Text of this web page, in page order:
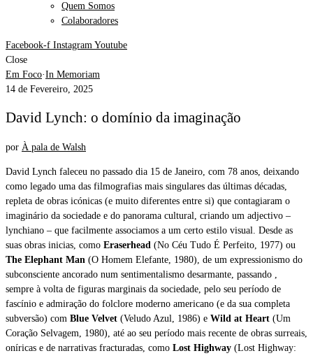
Quem Somos
Colaboradores
Facebook-f Instagram Youtube
Close
Em Foco·In Memoriam
14 de Fevereiro, 2025
David Lynch: o domínio da imaginação
por À pala de Walsh
David Lynch faleceu no passado dia 15 de Janeiro, com 78 anos, deixando
como legado uma das filmografias mais singulares das últimas décadas,
repleta de obras icónicas (e muito diferentes entre si) que contagiaram o
imaginário da sociedade e do panorama cultural, criando um adjectivo –
lynchiano – que facilmente associamos a um certo estilo visual. Desde as
suas obras inicias, como Eraserhead (No Céu Tudo É Perfeito, 1977) ou
The Elephant Man (O Homem Elefante, 1980), de um expressionismo do
subconsciente ancorado num sentimentalismo desarmante, passando ,
sempre à volta de figuras marginais da sociedade, pelo seu período de
fascínio e admiração do folclore moderno americano (e da sua completa
subversão) com Blue Velvet (Veludo Azul, 1986) e Wild at Heart (Um
Coração Selvagem, 1980), até ao seu período mais recente de obras surreais,
oníricas e de narrativas fracturadas, como Lost Highway (Lost Highway: